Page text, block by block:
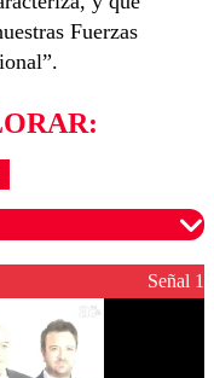
Fuerzas
garantizar un
Señal 1